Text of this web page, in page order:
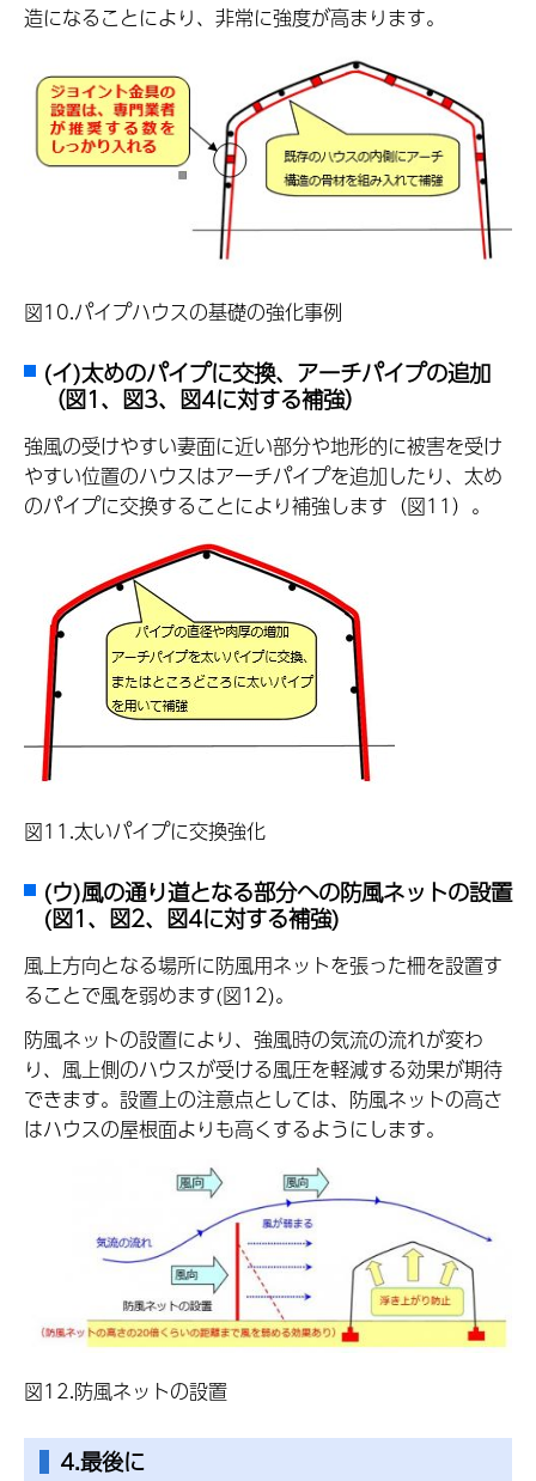
造になることにより、非常に強度が高まります。
図10.パイプハウスの基礎の強化事例
(イ)太めのパイプに交換、アーチパイプの追加
（図1、図3、図4に対する補強）
強風の受けやすい妻面に近い部分や地形的に被害を受け
やすい位置のハウスはアーチパイプを追加したり、太め
のパイプに交換することにより補強します（図11）。
図11.太いパイプに交換強化
(ウ)風の通り道となる部分への防風ネットの設置
(図1、図2、図4に対する補強)
風上方向となる場所に防風用ネットを張った柵を設置す
ることで風を弱めます(図12)。
防風ネットの設置により、強風時の気流の流れが変わ
り、風上側のハウスが受ける風圧を軽減する効果が期待
できます。設置上の注意点としては、防風ネットの高さ
はハウスの屋根面よりも高くするようにします。
図12.防風ネットの設置
4.最後に